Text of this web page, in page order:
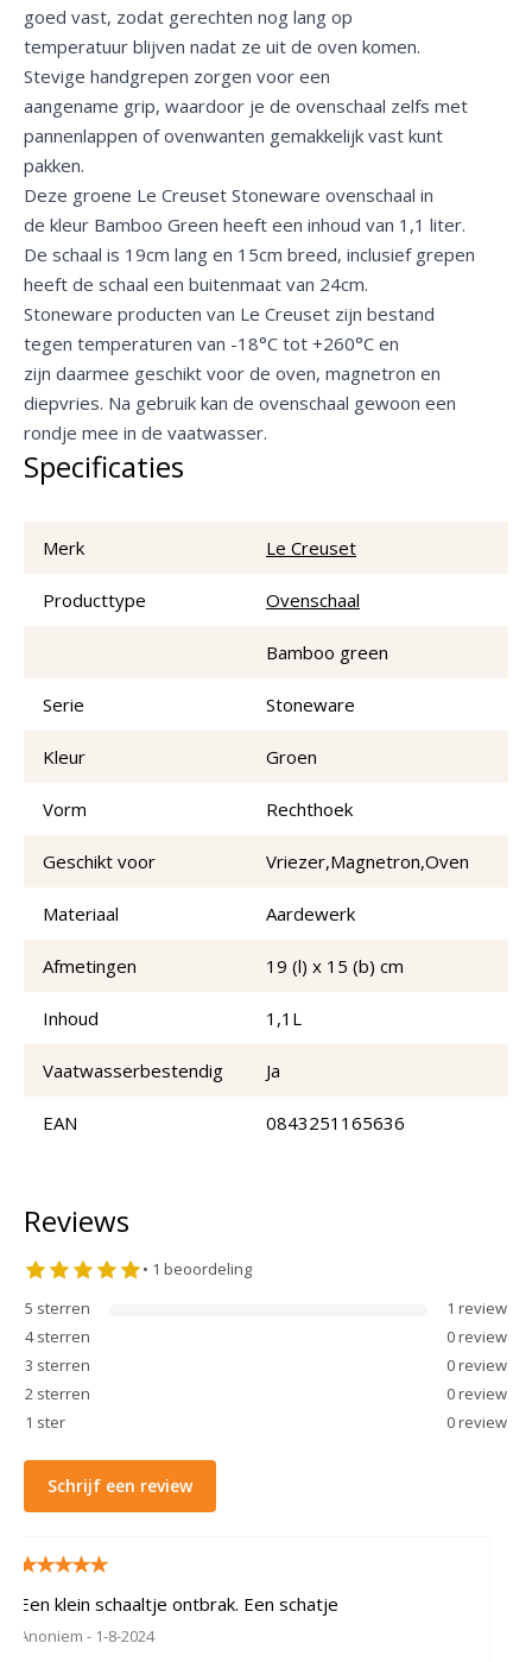
goed vast, zodat gerechten nog lang op
temperatuur blijven nadat ze uit de oven komen.
Stevige handgrepen zorgen voor een
aangename grip, waardoor je de ovenschaal zelfs met
pannenlappen of ovenwanten gemakkelijk vast kunt
pakken.
Deze groene Le Creuset Stoneware ovenschaal in
de kleur Bamboo Green heeft een inhoud van 1,1 liter.
De schaal is 19cm lang en 15cm breed, inclusief grepen
heeft de schaal een buitenmaat van 24cm.
Stoneware producten van Le Creuset zijn bestand
tegen temperaturen van -18°C tot +260°C en
zijn daarmee geschikt voor de oven, magnetron en
diepvries. Na gebruik kan de ovenschaal gewoon een
rondje mee in de vaatwasser.
Specificaties
Merk Le Creuset
Producttype Ovenschaal
Bamboo green
Serie Stoneware
Kleur Groen
Vorm Rechthoek
Geschikt voor Vriezer,Magnetron,Oven
Materiaal Aardewerk
Afmetingen 19 (l) x 15 (b) cm
Inhoud 1,1L
Vaatwasserbestendig Ja
EAN 0843251165636
Reviews
• 1 beoordeling
5 sterren 1 review
4 sterren 0review
3 sterren 0review
2 sterren 0review
1 ster 0review
Schrijf een review
Een klein schaaltje ontbrak. Een schatje
Anoniem - 1-8-2024